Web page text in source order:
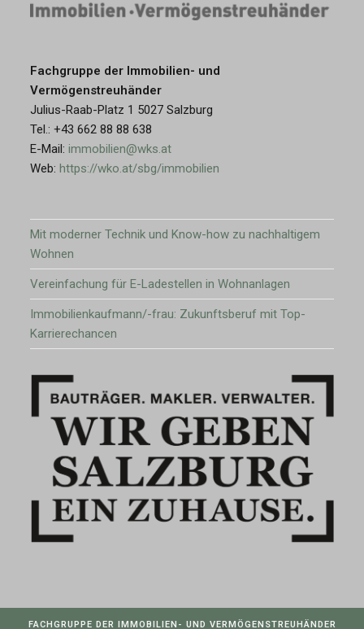
Fachgruppe der Immobilien- und
Vermögenstreuhänder
Julius-Raab-Platz 1 5027 Salzburg
Tel.: +43 662 88 88 638
E-Mail:immobilien@wks.at
Web:https://wko.at/sbg/immobilien
Mit moderner Technik und Know-how zu nachhaltigem
Wohnen
Vereinfachung für E-Ladestellen in Wohnanlagen
Immobilienkaufmann/-frau: Zukunftsberuf mit Top-
Karrierechancen
FACHGRUPPE DER IMMOBILIEN- UND VERMÖGENSTREUHÄNDER